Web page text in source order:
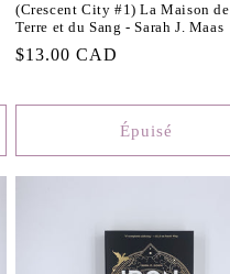
(Crescent City #1) La Maison
Terre et du Sang - Sarah J. Maas
Prix
$13.00 CAD
Épuisé